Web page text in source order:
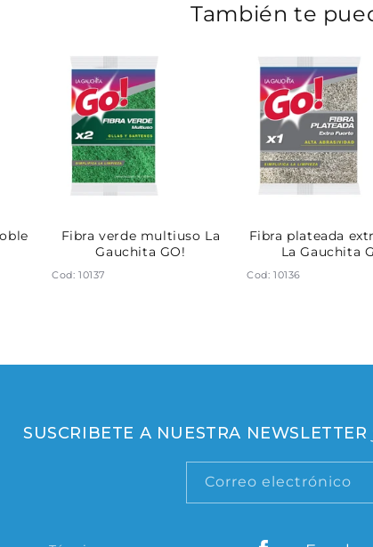
También te
Fibra verde multiuso La
Gauchita GO!
Cod: 10137
Fibra plateada
La Gauchita
Cod: 10136
SUSCRIBETE A NUESTRA NEWSLETTER
Correo electrónico